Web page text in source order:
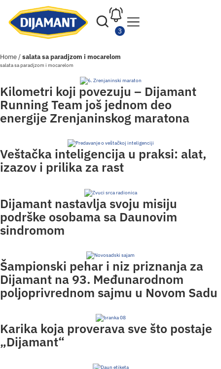
Home/salata sa paradjzom i mocarelom
salata sa paradjzom i mocarelom
Kilometri koji povezuju – Dijamant
Running Team još jednom deo
energije Zrenjaninskog maratona
Veštačka inteligencija u praksi: alat,
izazov i prilika za rast
Dijamant nastavlja svoju misiju
podrške osobama sa Daunovim
sindromom
Šampionski pehar i niz priznanja za
Dijamant na 93. Međunarodnom
poljoprivrednom sajmu u Novom Sadu
Karika koja proverava sve što postaje
„Dijamant“